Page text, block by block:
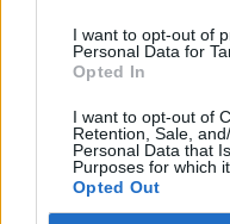
I want to opt-out of
Personal Data for
Opted In
I want to opt-out of
Retention, Sale,
Personal Data that
Purposes for which
Opted Out
18.053 euro
Fonte:Registro Nazionale